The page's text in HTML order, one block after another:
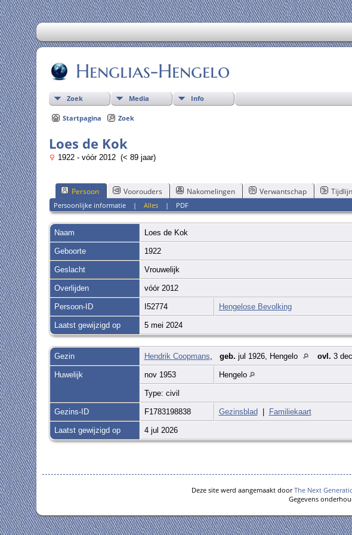
Henglias-Hengelo
Zoek Media Info
Startpagina Zoek
Loes de Kok
1922 - vóór 2012 (< 89 jaar)
Persoon Voorouders Nakomelingen Verwantschap Tijdlijn
Persoonlijke informatie |Alles | PDF
Naam Loes de Kok
Geboorte 1922
Geslacht Vrouwelijk
Overlijden vóór 2012
Persoon-ID I52774 Hengelose Bevolking
Laatst gewijzigd op 5 mei 2024
Gezin Hendrik Coopmans geb. jul 1926, Hengelo ovl. 3
Huwelijk nov 1953 Hengelo
Type: civil
Gezins-ID F1783198838 Gezinsblad Familiekaart
Laatst gewijzigd op 4 jul 2026
Deze site werd aangemaakt doorThe Next
Gegevens